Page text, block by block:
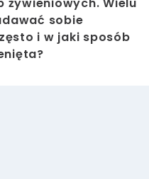
żywieniowych. Wielu
sobie
i w jaki sposób